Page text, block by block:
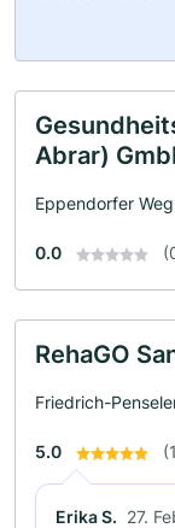
Abrar)
Eppendorfer
0.0
RehaGO
Friedrich-
5.0
Erika S. 27.